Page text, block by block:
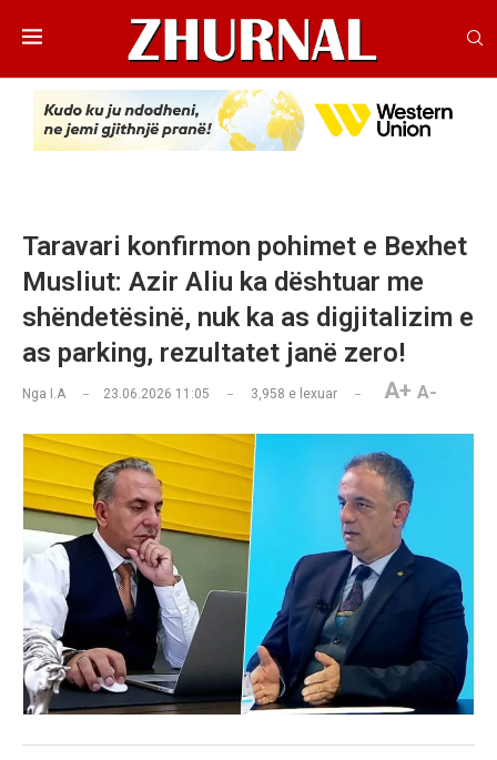
Taravari konfirmon pohimet e Bexhet
Musliut: Azir Aliu ka dështuar me
shëndetësinë, nuk ka as digjitalizim e
as parking, rezultatet janë zero!
Nga I.A 23.06.2026 11:05 3,958 e lexuar A+ A-